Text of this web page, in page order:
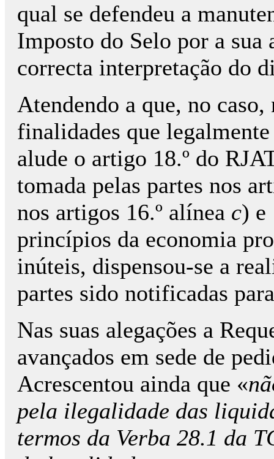
qual se defendeu a
Imposto do Selo por a sua
correcta interpretação do
Atendendo a que, no
finalidades que
alude o artigo 18.º do
tomada pelas partes nos
nos artigos 16.º alínea c) e
princípios da economia
inúteis, dispensou-se a
partes sido notificadas
Nas suas alegações a
avançados em sede de
Acrescentou ainda que «
pela ilegalidade das
termos da Verba 28.1 da